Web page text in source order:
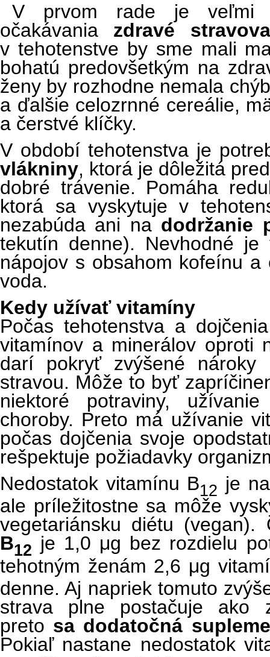
V prvom rade je veľmi
očakávania zdravé
v tehotenstve by sme mali
bohatú predovšetkým na
ženy by rozhodne nemala
a ďalšie celozrnné cereálie,
a čerstvé klíčky.
V období tehotenstva je
vlákniny, ktorá je dôležitá
dobré trávenie. Pomáha
ktorá sa vyskytuje v
nezabúda ani na dodržanie
tekutín denne). Nevhodné
nápojov s obsahom kofeínu
voda.
Kedy užívať vitamíny
Počas tehotenstva a
vitamínov a minerálov oproti
darí pokryť zvýšené
stravou. Môže to byť
niektoré potraviny,
choroby. Preto má užívanie
počas dojčenia svoje
rešpektuje požiadavky
Nedostatok vitamínu B12 je
ale príležitostne sa môže
vegetariánsku diétu
B12 je 1,0 μg bez rozdielu
tehotným ženám 2,6 μg
denne. Aj napriek tomuto
strava plne postačuje ako
preto sa dodatočná
Pokiaľ nastane nedostatok